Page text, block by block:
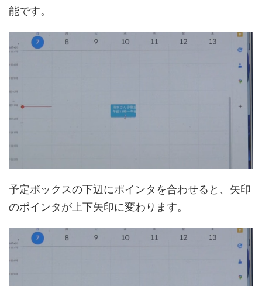
能です。
予定ボックスの下辺にポインタを合わせると、矢印
のポインタが上下矢印に変わります。